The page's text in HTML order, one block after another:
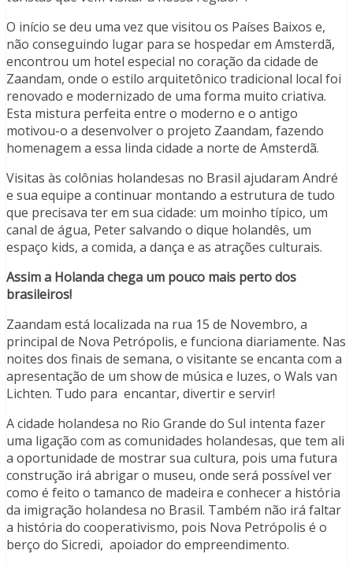
O início se deu uma vez que visitou os Países Baixos e,
não conseguindo lugar para se hospedar em Amsterdã,
encontrou um hotel especial no coração da cidade de
Zaandam, onde o estilo arquitetônico tradicional local foi
renovado e modernizado de uma forma muito criativa.
Esta mistura perfeita entre o moderno e o antigo
motivou-o a desenvolver o projeto Zaandam, fazendo
homenagem a essa linda cidade a norte de Amsterdã.
Visitas às colônias holandesas no Brasil ajudaram André
e sua equipe a continuar montando a estrutura de tudo
que precisava ter em sua cidade: um moinho típico, um
canal de água, Peter salvando o dique holandês, um
espaço kids, a comida, a dança e as atrações culturais.
Assim a Holanda chega um pouco mais perto dos
brasileiros!
Zaandam está localizada na rua 15 de Novembro, a
principal de Nova Petrópolis, e funciona diariamente. Nas
noites dos finais de semana, o visitante se encanta com a
apresentação de um show de música e luzes, o Wals van
Lichten. Tudo para encantar, divertir e servir!
A cidade holandesa no Rio Grande do Sul intenta fazer
uma ligação com as comunidades holandesas, que tem ali
a oportunidade de mostrar sua cultura, pois uma futura
construção irá abrigar o museu, onde será possível ver
como é feito o tamanco de madeira e conhecer a história
da imigração holandesa no Brasil. Também não irá faltar
a história do cooperativismo, pois Nova Petrópolis é o
berço do Sicredi, apoiador do empreendimento.